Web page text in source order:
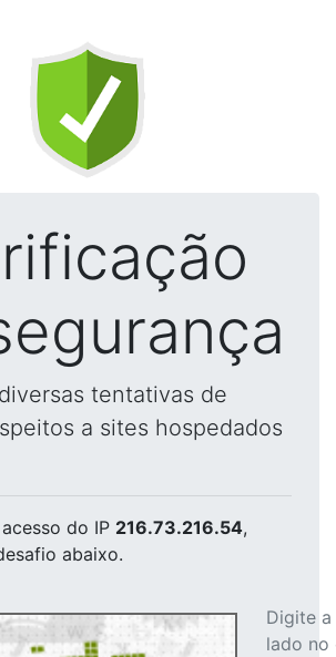
tentativas de
a sites hospedados
do IP 216.73.216.54,
abaixo.
Digite
lado no